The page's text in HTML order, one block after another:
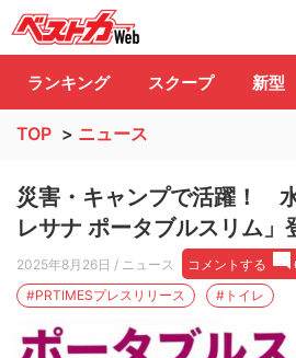
自動車情報誌「ベ
ランキング スクープ 新型
TOP > ニュース
災害・キャンプで活躍！
レサナ ポータブルスリム」
2025年8月26日 / ニュース コメントする
#PRTIMESプレスリリース
#トイレ